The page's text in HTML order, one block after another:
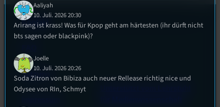
Kontakt
Satzung
Aaliyah
10. Juli. 2026 20:30
Arirang ist krass! Was für Kpop geht am härtesten (ihr dürft nicht
bts sagen oder blackpink)?
Joelle
10. Juli. 2026 20:26
Soda Zitron von Bibiza auch neuer Rellease richtig nice und
Odysee von RIn, Schmyt